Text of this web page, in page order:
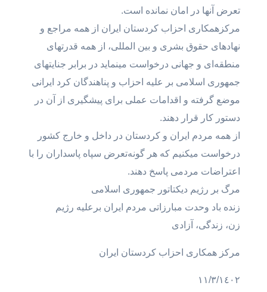
تعرض آنها در امان نماندە است.
مرکزهمکاری احزاب کردستان ایران از همە مراجع و
نهادهای حقوق بشری و بین المللی، از همە قدرتهای
منطقەای و جهانی درخواست مینماید در برابر جنایتهای
جمهوری اسلامی بر علیە احزاب و پناهندگان کرد ایرانی
موضع گرفتە و اقدامات عملی برای پیشگیری از آن در
دستور کار قرار دهند.
از همە مردم ایران و کردستان در داخل و خارج کشور
درخواست میکنیم کە هر گونەتعرض سپاە پاسداران را با
اعتراضات مردمی پاسخ دهند.
مرگ بر رژیم دیکتاتور جمهوری اسلامی
زندە باد وحدت مبارزاتی مردم ایران برعلیە رژیم
زن، زندگی، آزادی
مرکز همکاری احزاب کردستان ایران
١١/٣/١٤٠٢